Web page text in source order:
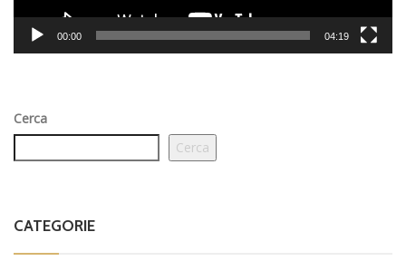
00:00 04:19
Cerca
Cerca
CATEGORIE